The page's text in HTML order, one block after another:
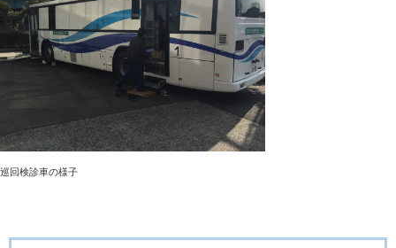
巡回検診車の様子